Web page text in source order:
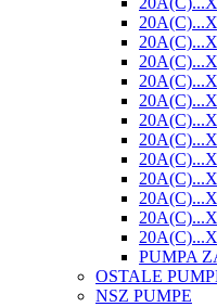
PUMPA
OSTALE
NSZ PUMPE